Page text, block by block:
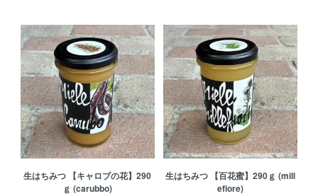
生はちみつ 【キャロブの花】290
ｇ (carubbo)
生はちみつ 【百花蜜】290ｇ (mill
efiore)